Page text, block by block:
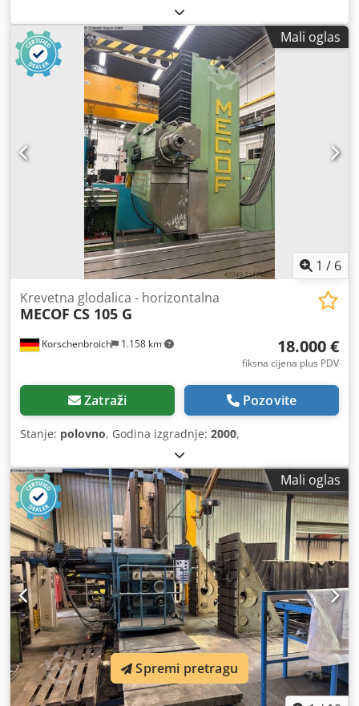
Mali oglas
1 / 6
Korschenbroich 1.158 km
Krevetna glodalica - horizontalna
MECOF CS 105 G
18.000 €
fiksna cijena plus PDV
Zatraži Pozovite
Stanje: polovno, Godina izgradnje: 2000,
Mali oglas
Spremi pretragu